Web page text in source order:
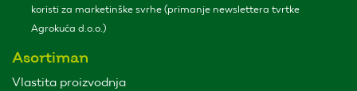
koristi za marketinške svrhe (primanje newslettera tvrtke
Agrokuća d.o.o.)
Asortiman
Vlastita proizvodnja